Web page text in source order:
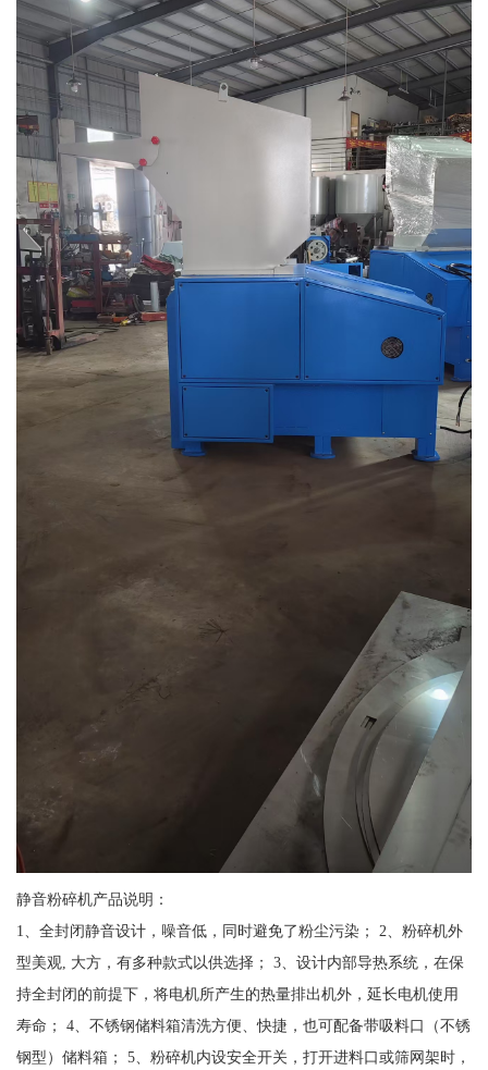
静音粉碎机产品说明：
1、全封闭静音设计，噪音低，同时避免了粉尘污染； 2、粉碎机外
型美观, 大方，有多种款式以供选择； 3、设计内部导热系统，在保
持全封闭的前提下，将电机所产生的热量排出机外，延长电机使用
寿命； 4、不锈钢储料箱清洗方便、快捷，也可配备带吸料口（不锈
钢型）储料箱； 5、粉碎机内设安全开关，打开进料口或筛网架时，